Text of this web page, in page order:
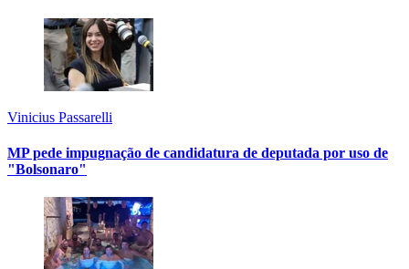
Vinicius Passarelli
MP pede impugnação de candidatura de deputada por uso de
"Bolsonaro"